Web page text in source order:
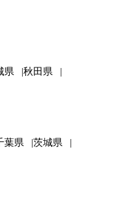
県
秋田県
葉県
茨城県